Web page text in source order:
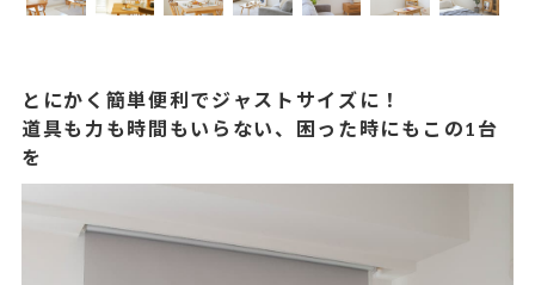
とにかく簡単便利でジャストサイズに！
道具も力も時間もいらない、困った時にもこの1台
を